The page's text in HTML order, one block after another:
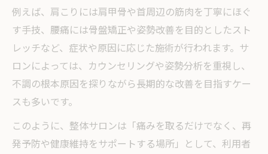
例えば、肩こりには肩甲骨や首周辺の筋肉を丁寧にほぐ
す手技、腰痛には骨盤矯正や姿勢改善を目的としたスト
レッチなど、症状や原因に応じた施術が行われます。サ
ロンによっては、カウンセリングや姿勢分析を重視し、
不調の根本原因を探りながら長期的な改善を目指すケー
スも多いです。
このように、整体サロンは「痛みを取るだけでなく、再
発予防や健康維持をサポートする場所」として、利用者